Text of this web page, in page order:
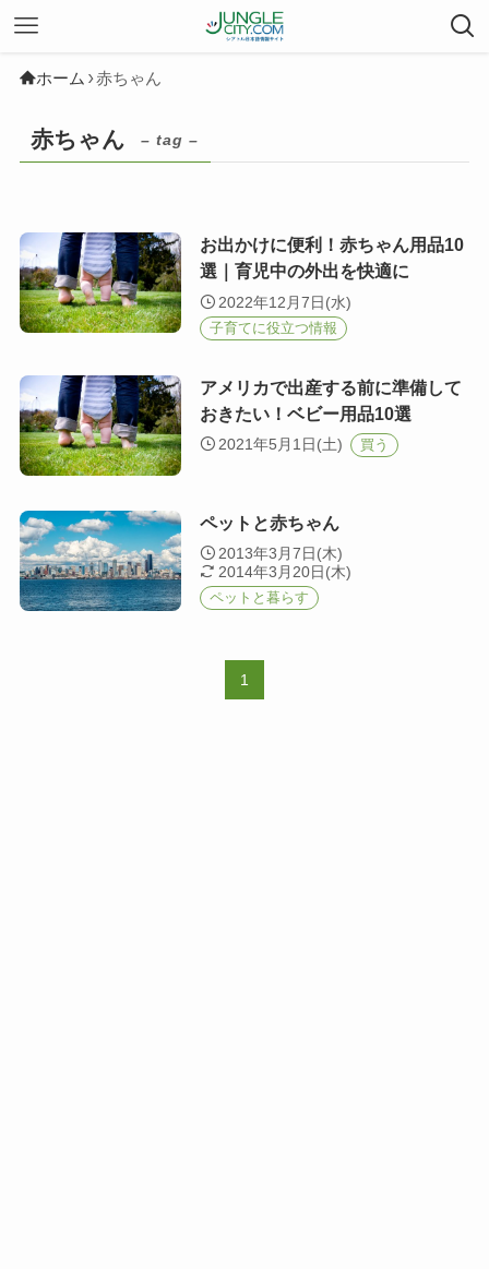
ホーム 赤ちゃん
赤ちゃん – tag –
お出かけに便利！赤ちゃん用品10
選｜育児中の外出を快適に
2022年12月7日(水)
子育てに役立つ情報
アメリカで出産する前に準備して
おきたい！ベビー用品10選
2021年5月1日(土) 買う
ペットと赤ちゃん
2013年3月7日(木)
2014年3月20日(木)
ペットと暮らす
1